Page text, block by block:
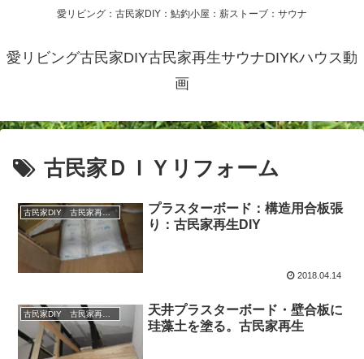
愛リビング：古民家DIY：鮎釣小屋：薪ストーブ：サウナ
愛リビング古民家DIY古民家再生サウナDIYKハウス動
画
古民家ＤＩＹリフォーム
古民家DIY 古民家再生 別荘 リフォーム 小屋 薪ストーブ
プラスターボード：構造用合板張
り：古民家再生DIY
2018.04.14
天井プラスターボード・壁合板に
珪藻土を塗る。古民家再生